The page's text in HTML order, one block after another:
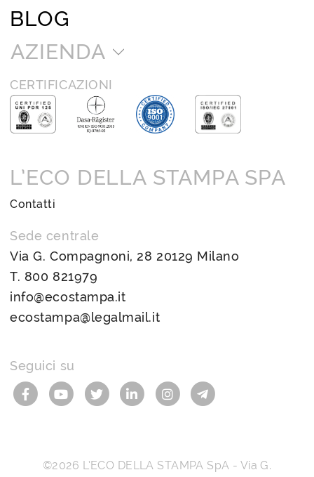
BLOG
AZIENDA
CERTIFICAZIONI
L’ECO DELLA STAMPA SPA
Contatti
Sede centrale
Via G. Compagnoni, 28 20129 Milano
T. 800 821979
info@ecostampa.it
ecostampa@legalmail.it
Seguici su
©2026 L’ECO DELLA STAMPA SpA - Via G.